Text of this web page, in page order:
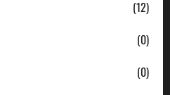
(12)
(0)
(0)